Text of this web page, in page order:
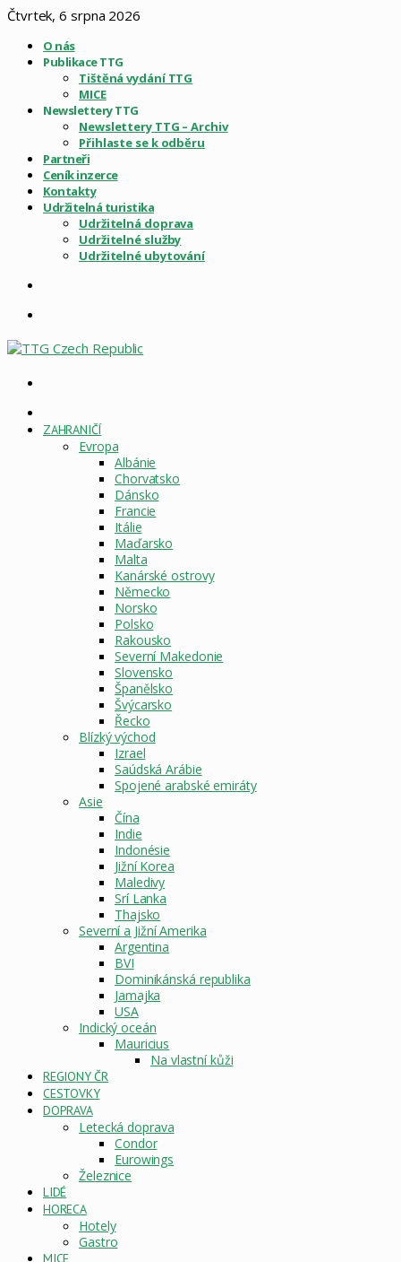
Čtvrtek, 6 srpna 2026
O nás
Publikace TTG
Tištěná vydání TTG
MICE
Newslettery TTG
Newslettery TTG – Archiv
Přihlaste se k odběru
Partneři
Ceník inzerce
Kontakty
Udržitelná turistika
Udržitelná doprava
Udržitelné služby
Udržitelné ubytování
STRÁNKA
ZAHRANIČÍ
Evropa
Albánie
Chorvatsko
Dánsko
Francie
Itálie
Maďarsko
Malta
Kanárské ostrovy
Německo
Norsko
Polsko
Rakousko
Severní Makedonie
Slovensko
Španělsko
Švýcarsko
Řecko
Blízký východ
Izrael
Saúdská Arábie
Spojené arabské emiráty
Asie
Čína
Indie
Indonésie
Jižní Korea
Maledivy
Srí Lanka
Thajsko
Severní a Jižní Amerika
Argentina
BVI
Dominikánská republika
Jamajka
USA
Indický oceán
Mauricius
Na vlastní kůži
REGIONY ČR
CESTOVKY
DOPRAVA
Letecká doprava
Condor
Eurowings
Železnice
LIDÉ
HORECA
Hotely
Gastro
MICE